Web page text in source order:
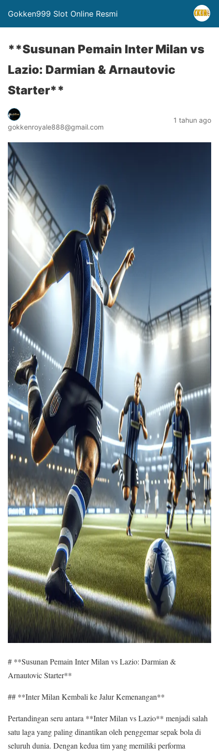
Gokken999 Slot Online Resmi
**Susunan Pemain Inter Milan vs
Lazio: Darmian & Arnautovic
Starter**
gokkenroyale888@gmail.com
1 tahun ago
# **Susunan Pemain Inter Milan vs Lazio: Darmian &
Arnautovic Starter**
## **Inter Milan Kembali ke Jalur Kemenangan**
Pertandingan seru antara **Inter Milan vs Lazio** menjadi salah
satu laga yang paling dinantikan oleh penggemar sepak bola di
seluruh dunia. Dengan kedua tim yang memiliki performa